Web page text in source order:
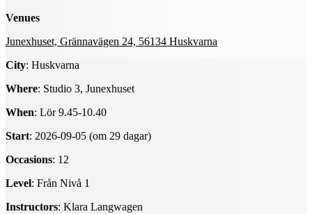
Venues
Junexhuset, Grännavägen 24, 56134 Huskvarna
City: Huskvarna
Where: Studio 3, Junexhuset
When: Lör 9.45-10.40
Start: 2026-09-05 (om 29 dagar)
Occasions: 12
Level: Från Nivå 1
Instructors: Klara Langwagen